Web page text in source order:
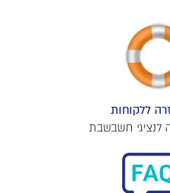
ללקוחות
לנציגי חשבשבת